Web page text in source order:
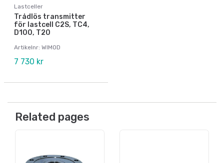
Lastceller
Trådlös transmitter
för lastcell C2S, TC4,
D100, T20
Artikelnr: WIMOD
7 730 kr
Related pages